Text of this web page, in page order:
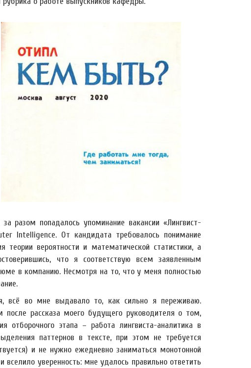
разом попадалось упоминание вакансии «Лингвист-
Intelligence. От кандидата требовалось понимание
теории вероятности и математической статистики, а
что я соответствую всем заявленным
в компанию. Несмотря на то, что у меня полностью
всё во мне выдавало то, как сильно я переживаю.
после рассказа моего будущего руководителя о том,
отборочного этапа – работа лингвиста-аналитика в
паттернов в тексте, при этом не требуется
и не нужно ежедневно заниматься монотонной
уверенность: мне удалось правильно ответить